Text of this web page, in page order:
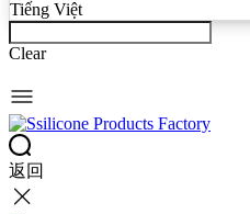
Tiếng Việt
Clear
返回